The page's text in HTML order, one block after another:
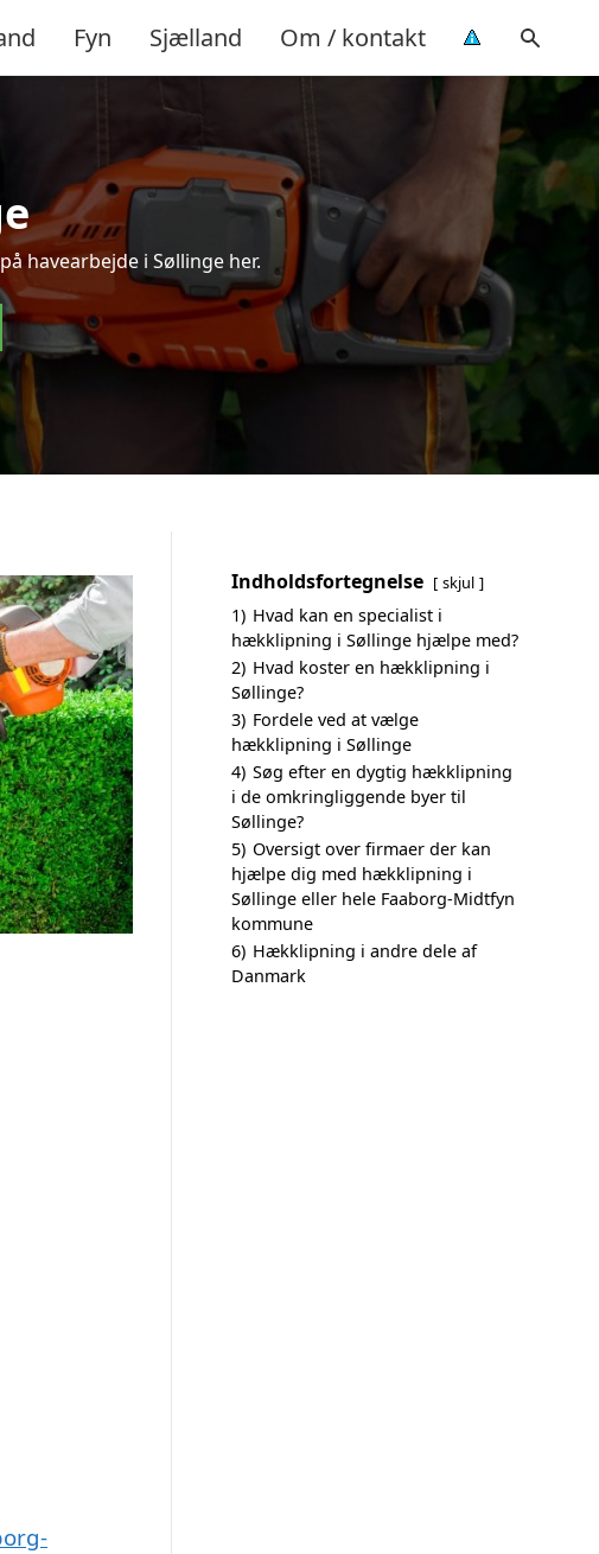
Fyn Sjælland Om / kontakt
havearbejde i Søllinge her.
Indholdsfortegnelse skjul
1) Hvad kan en specialist i
hækklipning i Søllinge hjælpe med?
2) Hvad koster en hækklipning i
Søllinge?
3) Fordele ved at vælge
hækklipning i Søllinge
4) Søg efter en dygtig hækklipning
i de omkringliggende byer til
Søllinge?
5) Oversigt over firmaer der kan
hjælpe dig med hækklipning i
Søllinge eller hele Faaborg-Midtfyn
kommune
6) Hækklipning i andre dele af
Danmark